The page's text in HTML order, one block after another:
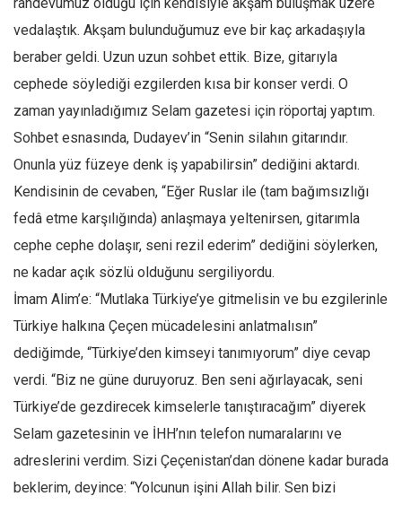
Mahmut Toptaş
Yvonne Ridley
Barış Tarımcıoğlu
Yusuf Armağan
Hasanali Yıldırım
Leyla Şerif Emin
Selçuk Türkyılmaz
Mehmet Ali Tekin
Abir E. Nahas
Amina S. Jenenkovic
Bağdagül Öz
Bu Sayı
Tüm Sayılar
Kategoriler
vedalaştık. Akşam bulunduğumuz eve bir kaç arkadaşıyla
beraber geldi. Uzun uzun sohbet ettik. Bize, gitarıyla
cephede söylediği ezgilerden kısa bir konser verdi. O
zaman yayınladığımız Selam gazetesi için röportaj yaptım.
Sohbet esnasında, Dudayev’in “Senin silahın gitarındır.
Onunla yüz füzeye denk iş yapabilirsin” dediğini aktardı.
Kendisinin de cevaben, “Eğer Ruslar ile (tam bağımsızlığı
fedâ etme karşılığında) anlaşmaya yeltenirsen, gitarımla
cephe cephe dolaşır, seni rezil ederim” dediğini söylerken,
ne kadar açık sözlü olduğunu sergiliyordu.
İmam Alim’e: “Mutlaka Türkiye’ye gitmelisin ve bu ezgilerinle
Türkiye halkına Çeçen mücadelesini anlatmalısın”
dediğimde, “Türkiye’den kimseyi tanımıyorum” diye cevap
verdi. “Biz ne güne duruyoruz. Ben seni ağırlayacak, seni
Türkiye’de gezdirecek kimselerle tanıştıracağım” diyerek
Selam gazetesinin ve İHH’nın telefon numaralarını ve
adreslerini verdim. Sizi Çeçenistan’dan dönene kadar burada
beklerim, deyince: “Yolcunun işini Allah bilir. Sen bizi